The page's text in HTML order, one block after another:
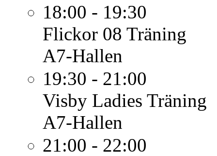
18:00 - 19:30
Flickor 08 Träning
A7-Hallen
19:30 - 21:00
Visby Ladies Träning
A7-Hallen
21:00 - 22:00